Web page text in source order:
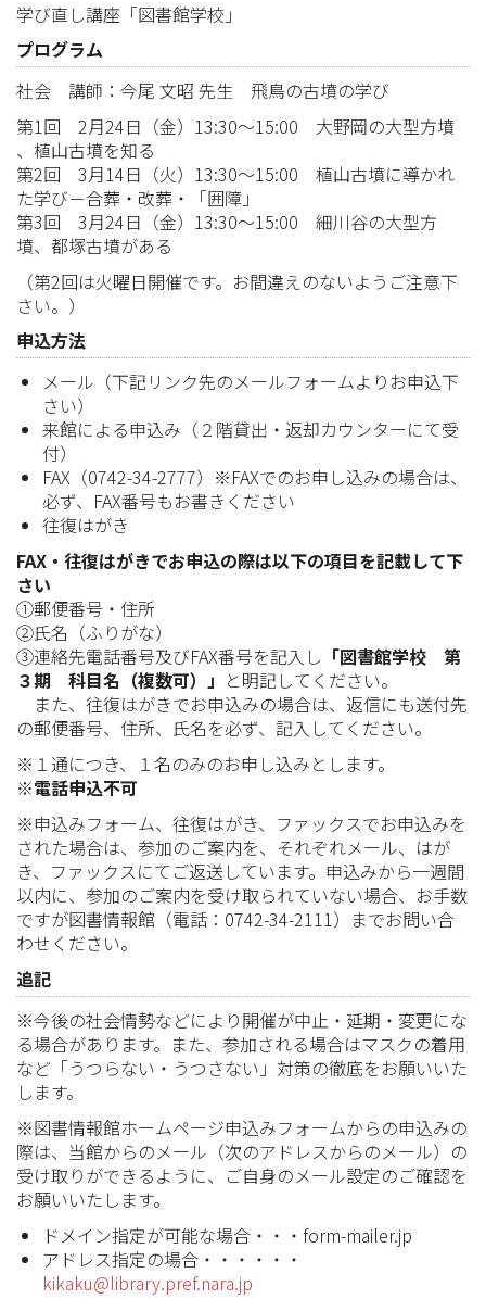
学び直し講座「図書館学校」
プログラム
社会 講師：今尾 文昭 先生 飛鳥の古墳の学び
第1回 2月24日（金）13:30～15:00 大野岡の大型方墳
、植山古墳を知る
第2回 3月14日（火）13:30～15:00 植山古墳に導かれ
た学び－合葬・改葬・「囲障」
第3回 3月24日（金）13:30～15:00 細川谷の大型方
墳、都塚古墳がある
（第2回は火曜日開催です。お間違えのないようご注意下
さい。）
申込方法
メール（下記リンク先のメールフォームよりお申込下
さい）
来館による申込み（２階貸出・返却カウンターにて受
付）
FAX（0742-34-2777）※FAXでのお申し込みの場合は、
必ず、FAX番号もお書きください
往復はがき
FAX・往復はがきでお申込の際は以下の項目を記載して下
さい
①郵便番号・住所
②氏名（ふりがな）
③連絡先電話番号及びFAX番号を記入し 「図書館学校 第
３期 科目名（複数可）」 と明記してください。
また、往復はがきでお申込みの場合は、返信にも送付先
の郵便番号、住所、氏名を必ず、記入してください。
※１通につき、１名のみのお申し込みとします。
※電話申込不可
※申込みフォーム、往復はがき、ファックスでお申込みを
された場合は、参加のご案内を、それぞれメール、はが
き、ファックスにてご返送しています。申込みから一週間
以内に、参加のご案内を受け取られていない場合、お手数
ですが図書情報館（電話：0742-34-2111）までお問い合
わせください。
追記
※今後の社会情勢などにより開催が中止・延期・変更にな
る場合があります。また、参加される場合はマスクの着用
など「うつらない・うつさない」対策の徹底をお願いいた
します。
※図書情報館ホームページ申込みフォームからの申込みの
際は、当館からのメール（次のアドレスからのメール）の
受け取りができるように、ご自身のメール設定のご確認を
お願いいたします。
ドメイン指定が可能な場合・・・form-mailer.jp
アドレス指定の場合・・・・・・
kikaku@library.pref.nara.jp